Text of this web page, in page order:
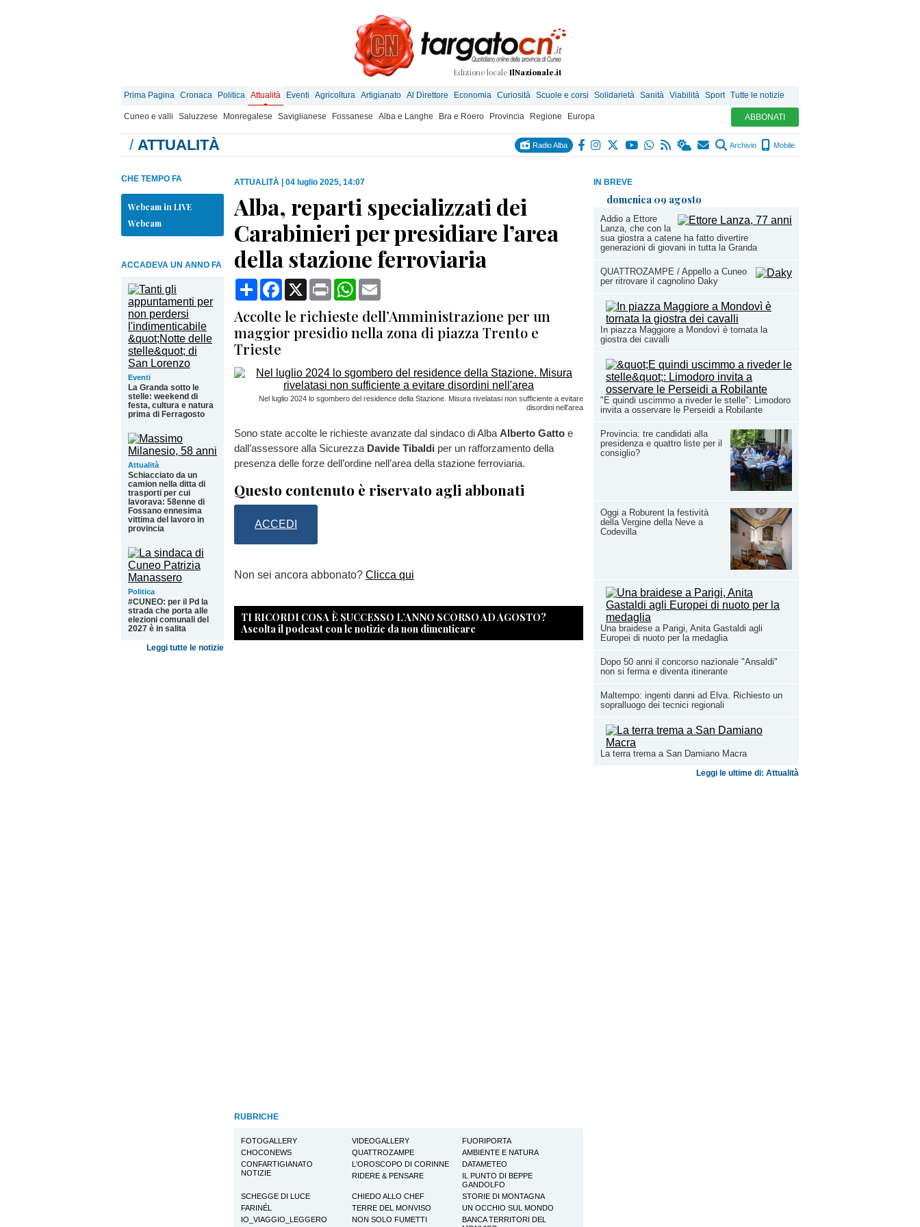
Edizione locale IlNazionale.it
Prima Pagina Cronaca Politica Attualità Eventi Agricoltura Artigianato Al Direttore Economia Curiosità Scuole e corsi Solidarietà Sanità Viabilità Sport Tutte le notizie
Cuneo e valli Saluzzese Monregalese Saviglianese Fossanese Alba e Langhe Bra e Roero Provincia Regione Europa ABBONATI
/ ATTUALITÀ Radio Alba Archivio Mobile
IN BREVE
domenica 09 agosto
Addio a Ettore
Lanza, che con la
sua giostra a catene ha fatto divertire
generazioni di giovani in tutta la Granda
QUATTROZAMPE / Appello a Cuneo
per ritrovare il cagnolino Daky
In piazza Maggiore a Mondovì è tornata la
giostra dei cavalli
"E quindi uscimmo a riveder le stelle": Limodoro
invita a osservare le Perseidi a Robilante
Provincia: tre candidati alla
presidenza e quattro liste per il
consiglio?
Oggi a Roburent la festività
della Vergine della Neve a
Codevilla
Una braidese a Parigi, Anita Gastaldi agli
Europei di nuoto per la medaglia
Dopo 50 anni il concorso nazionale "Ansaldi"
non si ferma e diventa itinerante
Maltempo: ingenti danni ad Elva. Richiesto un
sopralluogo dei tecnici regionali
La terra trema a San Damiano Macra
Leggi le ultime di: Attualità
CHE TEMPO FA
Webcam in LIVE
Webcam
ACCADEVA UN ANNO FA
Eventi
La Granda sotto le
stelle: weekend di
festa, cultura e natura
prima di Ferragosto
Attualità
Schiacciato da un
camion nella ditta di
trasporti per cui
lavorava: 58enne di
Fossano ennesima
vittima del lavoro in
provincia
Politica
#CUNEO: per il Pd la
strada che porta alle
elezioni comunali del
2027 è in salita
Leggi tutte le notizie
ATTUALITÀ 04 luglio 2025, 14:07
Alba, reparti specializzati dei
Carabinieri per presidiare l’area
della stazione ferroviaria
CondividiFacebook
X Print WhatsApp
Accolte le richieste dell’Amministrazione per un
maggior presidio nella zona di piazza Trento e
Trieste
Nel luglio 2024 lo sgombero del residence della Stazione. Misura rivelatasi non sufficiente a evitare
disordini nell'area
Sono state accolte le richieste avanzate dal sindaco di Alba Alberto Gatto e
dall’assessore alla Sicurezza Davide Tibaldi per un rafforzamento della
presenza delle forze dell’ordine nell’area della stazione ferroviaria.
Questo contenuto è riservato agli abbonati
ACCEDI
Non sei ancora abbonato? Clicca qui
TI RICORDI COSA È SUCCESSO L’ANNO SCORSO AD AGOSTO?
Ascolta il podcast con le notizie da non dimenticare
RUBRICHE
FOTOGALLERY VIDEOGALLERY
FUORIPORTA
CHOCONEWS
QUATTROZAMPE
AMBIENTE E NATURA
CONFARTIGIANATO
NOTIZIE
L'OROSCOPO DI CORINNE
DATAMETEO
RIDERE & PENSARE
IL PUNTO DI BEPPE
GANDOLFO
SCHEGGE DI LUCE
CHIEDO ALLO CHEF
STORIE DI MONTAGNA
FARINÉL
TERRE DEL MONVISO
UN OCCHIO SUL MONDO
IO_VIAGGIO_LEGGERO
NON SOLO FUMETTI
BANCA TERRITORI DEL